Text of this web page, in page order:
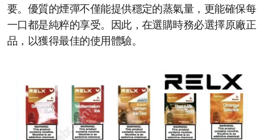
要。優質的煙彈不僅能提供穩定的蒸氣量，更能確保每
一口都是純粹的享受。因此，在選購時務必選擇原廠正
品，以獲得最佳的使用體驗。